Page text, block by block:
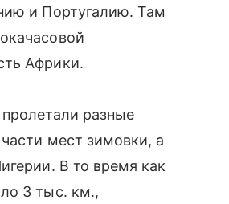
и Португалию. Там
Африки.
разные
мест зимовки, а
В то время как
3 тыс. км.,